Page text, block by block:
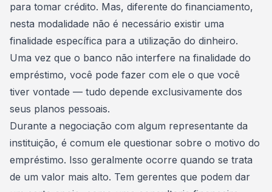
para tomar crédito. Mas, diferente do financiamento,
nesta modalidade não é necessário existir uma
finalidade específica para a utilização do dinheiro.
Uma vez que o banco não interfere na finalidade do
empréstimo, você pode fazer com ele o que você
tiver vontade — tudo depende exclusivamente dos
seus planos pessoais.
Durante a negociação com algum representante da
instituição, é comum ele questionar sobre o motivo do
empréstimo. Isso geralmente ocorre quando se trata
de um valor mais alto. Tem gerentes que podem dar